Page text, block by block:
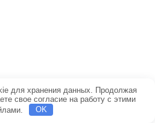
для хранения данных. Продолжая
свое согласие на работу с этими
OK